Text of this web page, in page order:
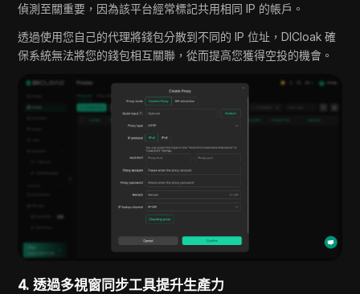
偵測至關重要，因為該平台經常標記共用相同 IP 的帳戶。
透過使用您自己的代理將錢包分散到不同的 IP 位址，DICloak 確
保系統無法將您的錢包相互關聯，從而提高您獲得空投的機會。
4. 透過多視窗同步工具提升生產力